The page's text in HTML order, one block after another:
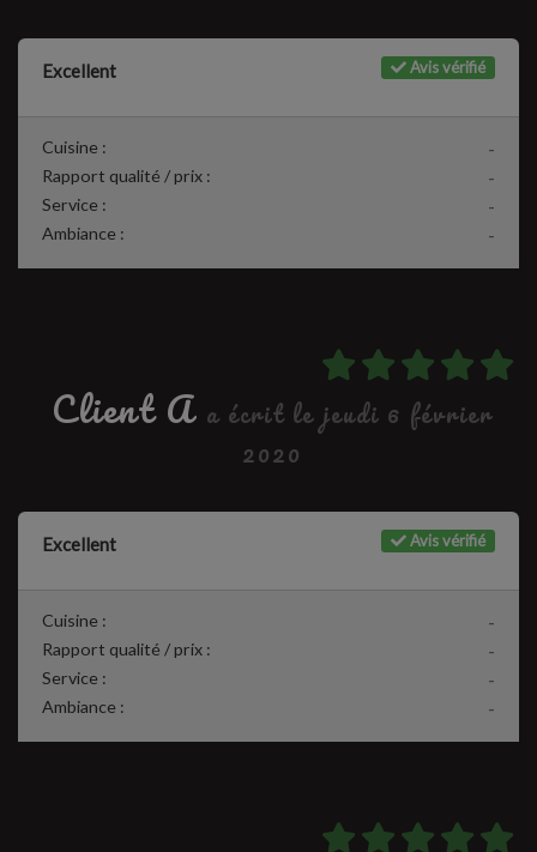
Avis vérifié
Excellent
-
Cuisine :
-
Rapport qualité / prix :
-
Service :
-
Ambiance :
Client A a écrit le jeudi 6 février
2020
Avis vérifié
Excellent
-
Cuisine :
-
Rapport qualité / prix :
-
Service :
-
Ambiance :